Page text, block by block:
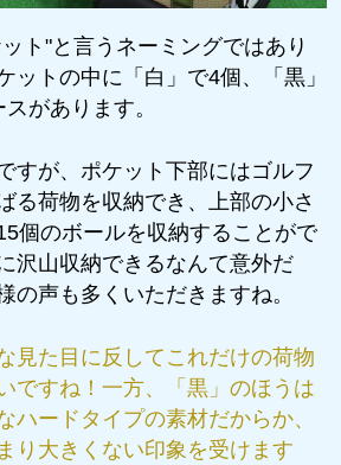
ト"と言うネーミングではあり
ットの中に「白」で4個、「黒」
があります。
すが、ポケット下部にはゴルフ
る荷物を収納でき、上部の小さ
個のボールを収納することがで
沢山収納できるなんて意外だ
の声も多くいただきますね。
見た目に反してこれだけの荷物
ですね！一方、「黒」のほうは
ハードタイプの素材だからか、
り大きくない印象を受けます